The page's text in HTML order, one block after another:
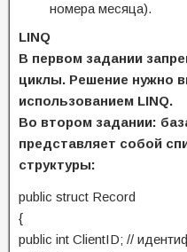
номера месяца).
LINQ
В первом задании
циклы. Решение нужно
использованием LINQ.
Во втором задании:
представляет собой
структуры:
public struct Record
{
public int ClientID; //